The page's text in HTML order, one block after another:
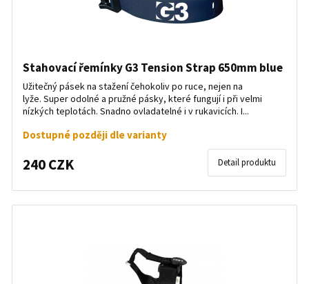
Stahovací řemínky G3 Tension Strap 650mm blue
Užitečný pásek na stažení čehokoliv po ruce, nejen na
lyže. Super odolné a pružné pásky, které fungují i při velmi
nízkých teplotách. Snadno ovladatelné i v rukavicích. I...
Dostupné později dle varianty
240 CZK Detail produktu